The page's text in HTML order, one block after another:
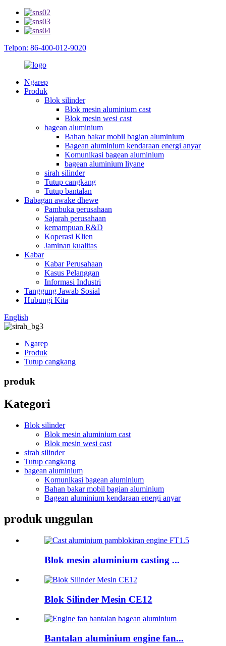
Telpon: 86-400-012-9020
Ngarep
Produk
Blok silinder
Blok mesin aluminium cast
Blok mesin wesi cast
bagean aluminium
Bahan bakar mobil bagian aluminium
Bagean aluminium kendaraan energi anyar
Komunikasi bagean aluminium
bagean aluminium liyane
sirah silinder
Tutup cangkang
Tutup bantalan
Babagan awake dhewe
Pambuka perusahaan
Sajarah perusahaan
kemampuan R&D
Koperasi Klien
Jaminan kualitas
Kabar
Kabar Perusahaan
Kasus Pelanggan
Informasi Industri
Tanggung Jawab Sosial
Hubungi Kita
English
Ngarep
Produk
Tutup cangkang
produk
Kategori
Blok silinder
Blok mesin aluminium cast
Blok mesin wesi cast
sirah silinder
Tutup cangkang
bagean aluminium
Komunikasi bagean aluminium
Bahan bakar mobil bagian aluminium
Bagean aluminium kendaraan energi anyar
produk unggulan
Blok mesin aluminium casting ...
Blok Silinder Mesin CE12
Bantalan aluminium engine fan...